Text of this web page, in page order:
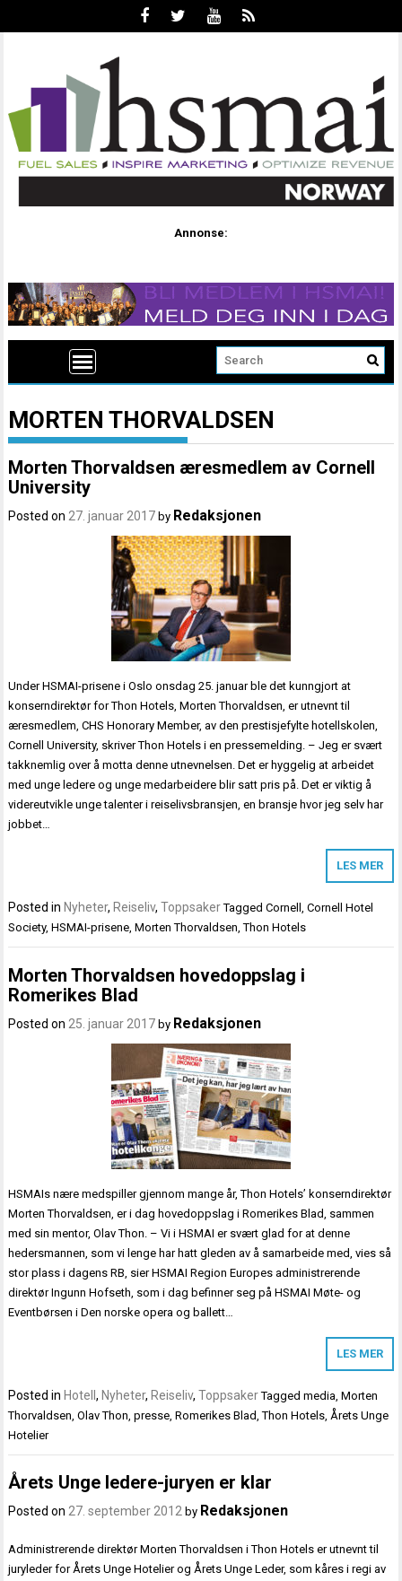
Annonse:
MORTEN THORVALDSEN
Morten Thorvaldsen æresmedlem av Cornell
University
Posted on27. januar 2017 by Redaksjonen
Under HSMAI-prisene i Oslo onsdag 25. januar ble det kunngjort at
konserndirektør for Thon Hotels, Morten Thorvaldsen, er utnevnt til
æresmedlem, CHS Honorary Member, av den prestisjefylte hotellskolen,
Cornell University, skriver Thon Hotels i en pressemelding. – Jeg er svært
takknemlig over å motta denne utnevnelsen. Det er hyggelig at arbeidet
med unge ledere og unge medarbeidere blir satt pris på. Det er viktig å
videreutvikle unge talenter i reiselivsbransjen, en bransje hvor jeg selv har
jobbet…
LES MER
Posted in Nyheter, Reiseliv,Toppsaker TaggedCornell,Cornell Hotel
Society,HSMAI-prisene,Morten Thorvaldsen,Thon Hotels
Morten Thorvaldsen hovedoppslag i
Romerikes Blad
Posted on 25. januar 2017 by Redaksjonen
HSMAIs nære medspiller gjennom mange år, Thon Hotels’ konserndirektør
Morten Thorvaldsen, er i dag hovedoppslag i Romerikes Blad, sammen
med sin mentor, Olav Thon. – Vi i HSMAI er svært glad for at denne
hedersmannen, som vi lenge har hatt gleden av å samarbeide med, vies så
stor plass i dagens RB, sier HSMAI Region Europes administrerende
direktør Ingunn Hofseth, som i dag befinner seg på HSMAI Møte- og
Eventbørsen i Den norske opera og ballett…
LES MER
Posted in Hotell, Nyheter, Reiseliv,Toppsaker Taggedmedia ,Morten
Thorvaldsen ,Olav Thon ,presse ,Romerikes Blad ,Thon Hotels Årets Unge
Hotelier
Årets Unge ledere-juryen er klar
Posted on27. september 2012 by Redaksjonen
Administrerende direktør Morten Thorvaldsen i Thon Hotels er utnevnt til
juryleder for Årets Unge Hotelier og Årets Unge Leder, som kåres i regi av